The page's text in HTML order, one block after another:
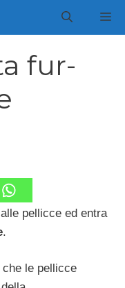
fur-
pellicce ed entra
.
le pellicce